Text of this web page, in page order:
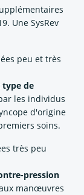
Une SysRev
peu et très
de
les individus
d'origine
soins.
très peu
pression
manœuvres